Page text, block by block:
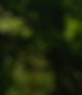
Zum
Inhalt
springen